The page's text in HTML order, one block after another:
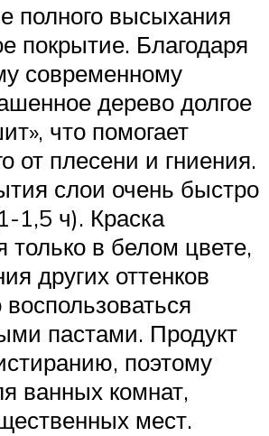
полного высыхания
покрытие. Благодаря
современному
дерево долгое
что помогает
от плесени и гниения.
слои очень быстро
1,5 ч). Краска
только в белом цвете,
других оттенков
пастами. Продукт
поэтому
ванных комнат,
мест.